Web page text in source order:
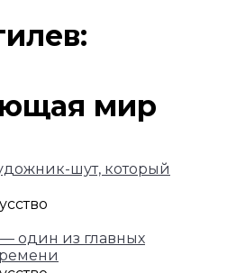
мир
шут, который
один из главных